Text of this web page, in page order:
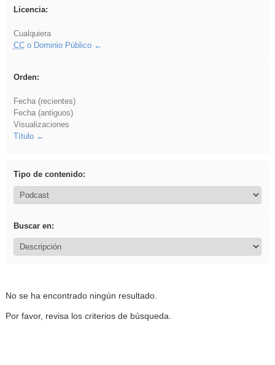
Licencia:
Cualquiera
CCo Dominio Público
Orden:
Fecha (recientes)
Fecha (antiguos)
Visualizaciones
Título
Tipo de contenido:
Buscar en:
No se ha encontrado ningún resultado.
Por favor, revisa los criterios de búsqueda.